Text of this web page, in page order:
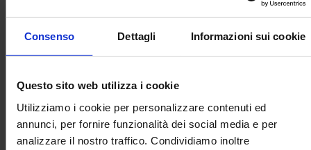
Consenso Dettagli Informazioni sui cookie
Questo sito web utilizza i cookie
Utilizziamo i cookie per personalizzare contenuti ed
annunci, per fornire funzionalità dei social media e per
analizzare il nostro traffico. Condividiamo inoltre
all’approvvigionamento di prodotti forestali legnosi e non
alla protezione dai pericoli naturali fino al supporto al ciclo
dei nutrienti e alla biodiversità. Con un occhio attento anche
settore, quello dei soprassuoli artificiali di conifere, in
continua crescita e che nel nostro Paese, secondo i dati
dell’ultimo Inventario Forestale Nazionale, ammonta a
447.000 ha (circa il 5% della superficie forestale nazionale).